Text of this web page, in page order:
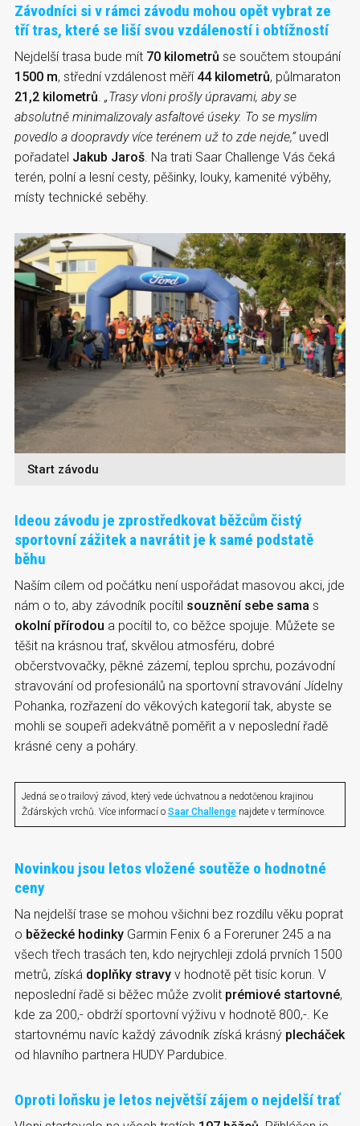
Závodníci si v rámci závodu mohou opět vybrat ze
tří tras, které se liší svou vzdáleností i obtížností
Nejdelší trasa bude mít 70 kilometrů se součtem stoupání
1500 m, střední vzdálenost měří 44 kilometrů, půlmaraton
21,2 kilometrů „Trasy vloni prošly úpravami, aby se
absolutně minimalizovaly asfaltové úseky. To se myslím
povedlo a doopravdy více terénem už to zde nejde,“uvedl
pořadatel Jakub Jaroš . Na trati Saar Challenge Vás čeká
terén, polní a lesní cesty, pěšinky, louky, kamenité výběhy,
místy technické seběhy.
Start závodu
Ideou závodu je zprostředkovat běžcům čistý
sportovní zážitek a navrátit je k samé podstatě
běhu
Naším cílem od počátku není uspořádat masovou akci, jde
nám o to, aby závodník pocítil souznění sebe sama s
okolní přírodou a pocítil to, co běžce spojuje. Můžete se
těšit na krásnou trať, skvělou atmosféru, dobré
občerstvovačky, pěkné zázemí, teplou sprchu, pozávodní
stravování od profesionálů na sportovní stravování Jídelny
Pohanka, rozřazení do věkových kategorií tak, abyste se
mohli se soupeři adekvátně poměřit a v neposlední řadě
krásné ceny a poháry.
Jedná se o trailový závod, který vede úchvatnou a nedotčenou krajinou
Žďárských vrchů. Více informací o Saar Challenge najdete v termínovce.
Novinkou jsou letos vložené soutěže o hodnotné
ceny
Na nejdelší trase se mohou všichni bez rozdílu věku poprat
o běžecké hodinky Garmin Fenix 6 a Foreruner 245 a na
všech třech trasách ten, kdo nejrychleji zdolá prvních 1500
metrů, získá doplňky stravy v hodnotě pět tisíc korun. V
neposlední řadě si běžec může zvolit prémiové startovné,
kde za 200,- obdrží sportovní výživu v hodnotě 800,-. Ke
startovnému navíc každý závodník získá krásný plecháček
od hlavního partnera HUDY Pardubice.
Oproti loňsku je letos největší zájem o nejdelší trať